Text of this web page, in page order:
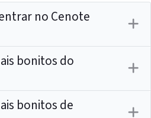
no Cenote
bonitos do
bonitos de